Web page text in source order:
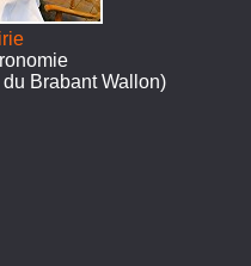
Brabant Wallon)